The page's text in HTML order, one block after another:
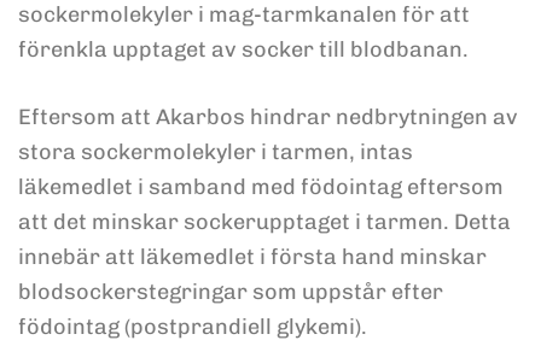
sockermolekyler i mag-tarmkanalen för att
förenkla upptaget av socker till blodbanan.
Eftersom att Akarbos hindrar nedbrytningen av
stora sockermolekyler i tarmen, intas
läkemedlet i samband med födointag eftersom
att det minskar sockerupptaget i tarmen. Detta
innebär att läkemedlet i första hand minskar
blodsockerstegringar som uppstår efter
födointag (postprandiell glykemi).